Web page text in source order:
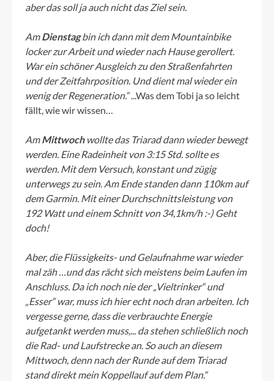
aber das soll ja auch nicht das Ziel sein.
AmDienstagbin ich dann mit dem Mountainbike
locker zur Arbeit und wieder nach Hause gerollert.
War ein schöner Ausgleich zu den Straßenfahrten
und der Zeitfahrposition. Und dient mal wieder ein
wenig der Regeneration.“ ...Was dem Tobi ja so leicht
fällt, wie wir wissen…
AmMittwochwollte das Triarad dann wieder bewegt
werden. Eine Radeinheit von 3:15 Std. sollte es
werden. Mit dem Versuch, konstant und zügig
unterwegs zu sein. Am Ende standen dann 110km auf
dem Garmin. Mit einer Durchschnittsleistung von
192 Watt und einem Schnitt von 34,1km/h :-) Geht
doch!
Aber, die Flüssigkeits- und Gelaufnahme war wieder
mal zäh …und das rächt sich meistens beim Laufen im
Anschluss. Da ich noch nie der „Vieltrinker“ und
„Esser“ war, muss ich hier echt noch dran arbeiten. Ich
vergesse gerne, dass die verbrauchte Energie
aufgetankt werden muss,... da stehen schließlich noch
die Rad- und Laufstrecke an. So auch an diesem
Mittwoch, denn nach der Runde auf dem Triarad
stand direkt mein Koppellauf auf dem Plan.“